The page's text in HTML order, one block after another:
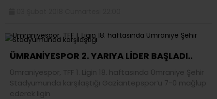
ÜMRANİYESPOR 2. YARIYA LİDER BAŞLADI..
Ümraniyespor, TFF 1. Ligin 18. haftasında Ümraniye Şehir
Stadyumunda karşılaştığı Gaziantepspor’u 7-0 mağlup
ederek ligin